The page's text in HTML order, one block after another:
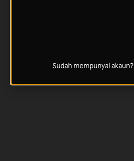
Sudah mempunyai akaun?